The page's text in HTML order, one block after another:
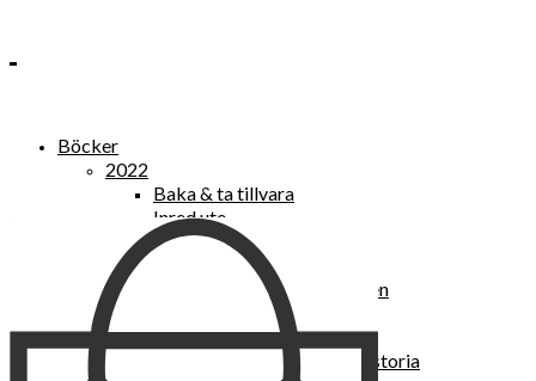
Böcker
2022
Baka & ta tillvara
Inred ute
Power Women
2021
Kvinnan som lekte med elden
“Vi vill nytt, vi begär plats”
Sånger vid avgrunden
Vattenvarelser : en kulturhistoria